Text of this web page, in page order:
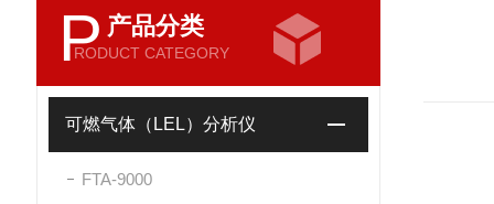
P 产品分类
RODUCT CATEGORY
可燃气体（LEL）分析仪
FTA-9000